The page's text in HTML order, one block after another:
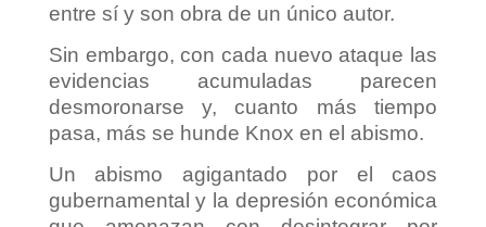
entre sí y son obra de un único autor.
Sin embargo, con cada nuevo ataque las
evidencias acumuladas parecen
desmoronarse y, cuanto más tiempo
pasa, más se hunde Knox en el abismo.
Un abismo agigantado por el caos
gubernamental y la depresión económica